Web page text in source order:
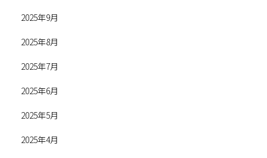
2025年9月
2025年8月
2025年7月
2025年6月
2025年5月
2025年4月